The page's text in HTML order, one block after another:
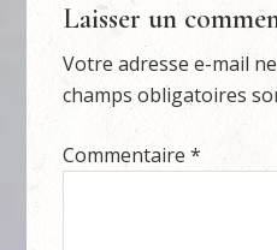
Laisser un
Votre adresse e-mail
champs obligatoires
Commentaire*